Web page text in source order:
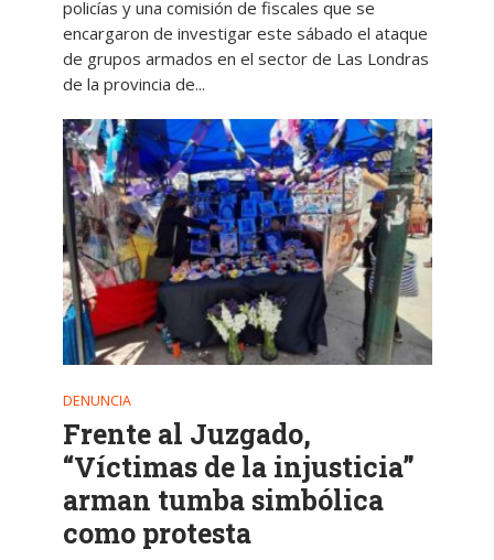
policías y una comisión de fiscales que se
encargaron de investigar este sábado el ataque
de grupos armados en el sector de Las Londras
de la provincia de...
DENUNCIA
Frente al Juzgado,
“Víctimas de la injusticia”
arman tumba simbólica
como protesta